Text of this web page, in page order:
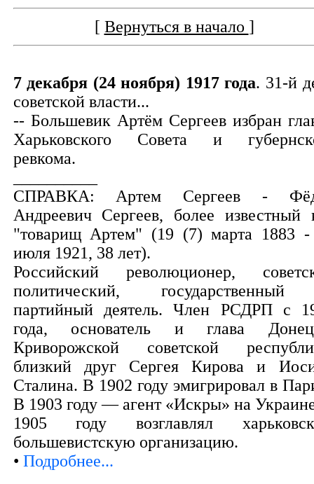
[ Вернуться в начало ]
7 декабря (24 ноября) 1917 года. 31-й
советской власти...
-- Большевик Артём Сергеев избран
Харьковского Совета и
ревкома.
СПРАВКА: Артем Сергеев -
Андреевич Сергеев, более известный
"товарищ Артем" (19 (7) марта 1883
июля 1921, 38 лет).
Российский революционер,
политический,
партийный деятель. Член РСДРП с
года, основатель и глава
Криворожской советской
близкий друг Сергея Кирова и
Сталина. В 1902 году эмигрировал в
В 1903 году — агент «Искры» на
1905 году возглавлял
большевистскую организацию.
• Подробнее...